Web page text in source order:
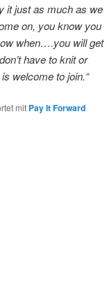
it just as much as we
on, you know you
when….you will get
have to knit or
welcome to join.“
mit Pay It Forward